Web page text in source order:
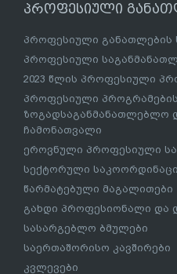
პროფესიული
პროფესიული განათლების
პროფესიული
2023 წლის პროფესიული
პროფესიული
ზოგადსაგანმანათლებლო
ჩამონათვალი
ეროვნული პროფესიული
სექტორული
წარმატებული მაგალითები
გახდი პროფესიონალი და
სასარგებლო ბმულები
საერთაშორისო კავშირები
კვლევები